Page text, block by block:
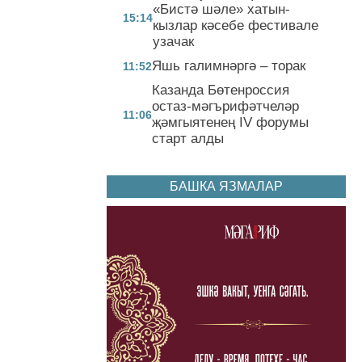
15:14
«Бистә шәле» хатын-
кызлар кәсебе фестивале
узачак
11:52Яшь галимнәргә – торак
11:06
Казанда Бөтенроссия
остаз-мәгърифәтчеләр
җәмгыятенең IV форумы
старт алды
БАШКА ЯЗМАЛАР